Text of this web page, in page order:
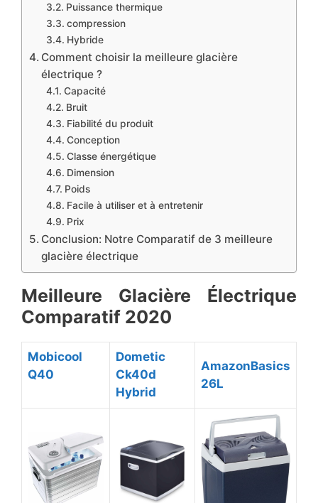
​Puissance thermique
​compression
​Hybride
​Comment choisir la meilleure glacière
électrique ?
Capacité
Bruit
Fiabilité du produit
Conception
Classe énergétique
Dimension
Poids
Facile à utiliser et à entretenir
​Prix
Conclusion: Notre Comparatif de 3 meilleure
glacière électrique
​Meilleure Glacière Électrique
Comparatif 2020
​Mobicool
Q40
​Dometic
Ck40d
Hybrid
​AmazonBasics
26L